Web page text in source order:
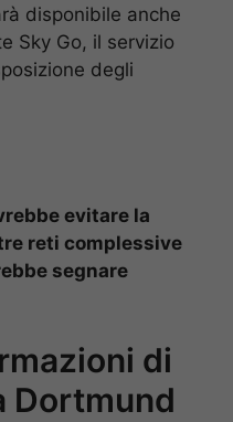
disponibile anche
Sky Go, il servizio
degli
evitare la
reti complessive
segnare
di
Dortmund